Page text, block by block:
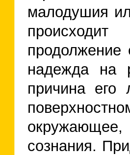
малодушия
продолжение
надежда на
причина
окружающее,
сознания.